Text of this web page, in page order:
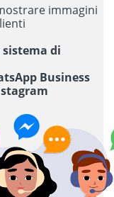
immagini
sistema di
Business